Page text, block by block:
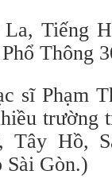
Tiếng
Thông
sĩ Phạm
trường
Tây Hồ,
Sài Gòn.)